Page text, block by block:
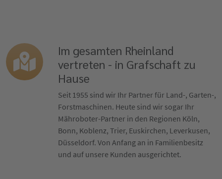
Im gesamten Rheinland
vertreten - in Grafschaft zu
Hause
Seit 1955 sind wir Ihr Partner für Land-, Garten-,
Forstmaschinen. Heute sind wir sogar Ihr
Mähroboter-Partner in den Regionen Köln,
Bonn, Koblenz, Trier, Euskirchen, Leverkusen,
Düsseldorf. Von Anfang an in Familienbesitz
und auf unsere Kunden ausgerichtet.